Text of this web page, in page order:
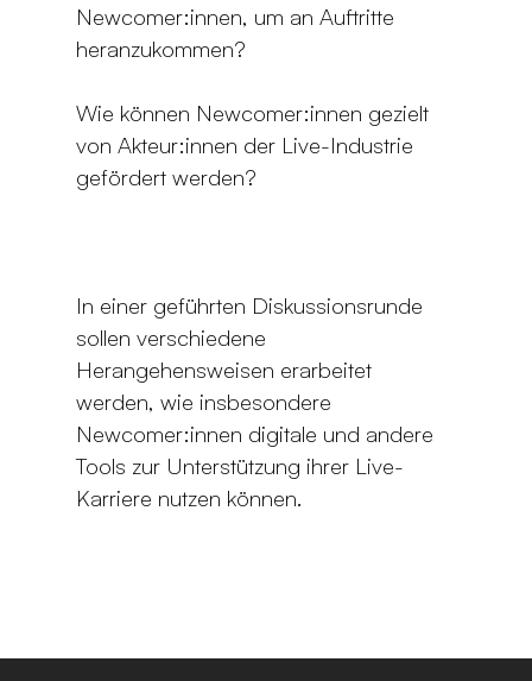
Newcomer:innen, um an Auftritte
heranzukommen?
Wie können Newcomer:innen gezielt
von Akteur:innen der Live-Industrie
gefördert werden?
In einer geführten Diskussionsrunde
sollen verschiedene
Herangehensweisen erarbeitet
werden, wie insbesondere
Newcomer:innen digitale und andere
Tools zur Unterstützung ihrer Live-
Karriere nutzen können.